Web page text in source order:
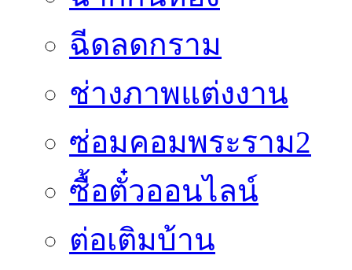
ฉีดลดกราม
ช่างภาพแต่งงาน
ซ่อมคอมพระราม2
ซื้อตั๋วออนไลน์
ต่อเติมบ้าน